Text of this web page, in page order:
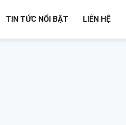
TIN TỨC NỔI BẬT LIÊN HỆ